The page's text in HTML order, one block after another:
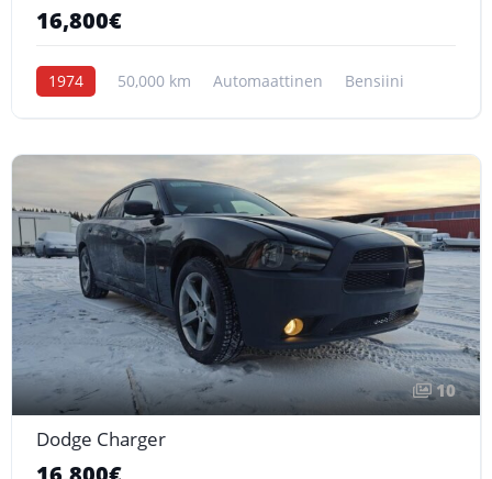
16,800€
1974 50,000 km Automaattinen Bensiini
10
Dodge Charger